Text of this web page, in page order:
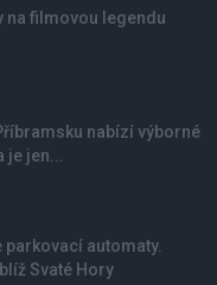
na filmovou legendu
nabízí výborné
je jen...
automaty.
Svaté Hory